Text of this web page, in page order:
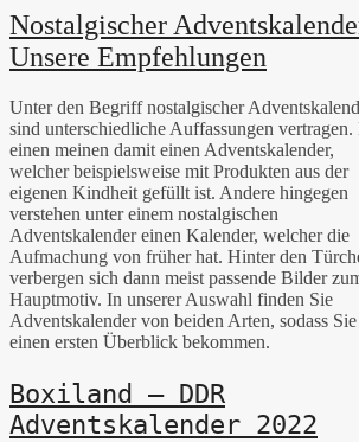
Nostalgischer
Unsere Empfehlungen
Unter den Begriff nostalgischer
sind unterschiedliche Auffassungen vertragen.
einen meinen damit einen Adventskalender,
welcher beispielsweise mit Produkten aus der
eigenen Kindheit gefüllt ist. Andere hingegen
verstehen unter einem nostalgischen
Adventskalender einen Kalender, welcher die
Aufmachung von früher hat. Hinter den
verbergen sich dann meist passende Bilder
Hauptmotiv. In unserer Auswahl finden Sie
Adventskalender von beiden Arten, sodass Sie
einen ersten Überblick bekommen.
Boxiland – DDR
Adventskalender 2022